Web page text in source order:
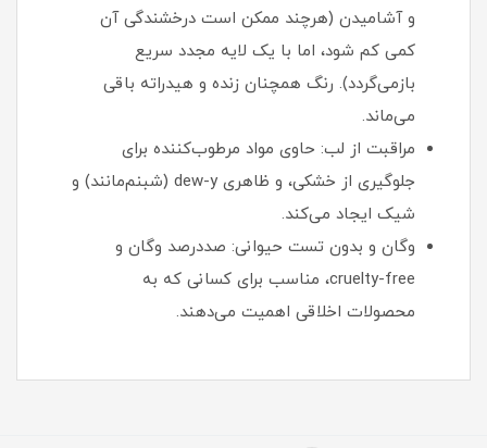
و آشامیدن (هرچند ممکن است درخشندگی آن
کمی کم شود، اما با یک لایه مجدد سریع
بازمی‌گردد). رنگ همچنان زنده و هیدراته باقی
می‌ماند.
مراقبت از لب: حاوی مواد مرطوب‌کننده برای
جلوگیری از خشکی، و ظاهری dew-y (شبنم‌مانند) و
شیک ایجاد می‌کند.
وگان و بدون تست حیوانی: صددرصد وگان و
cruelty-free، مناسب برای کسانی که به
محصولات اخلاقی اهمیت می‌دهند.